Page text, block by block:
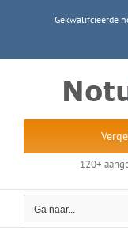
Gekwalifcieerde
120+
Ga naar...